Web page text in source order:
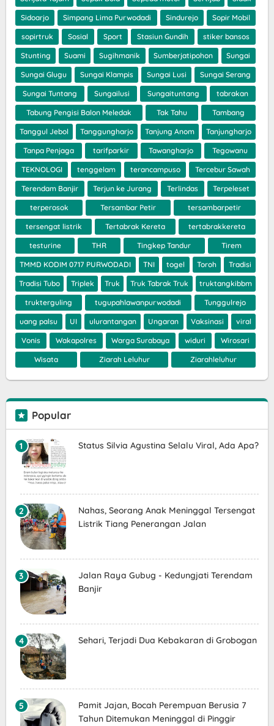
Sidoarjo Simpang Lima Purwodadi Sindurejo Sopir Mobil
sopirtruk Sosial Sport Stasiun Gundih stiker bansos
Stunting Suami Sugihmanik Sumberjatipohon Sungai
Sungai Glugu Sungai Klampis Sungai Lusi Sungai Serang
Sungai Tuntang Sungailusi Sungaituntang tabrakan
Tabung Pengisi Balon Meledak Tak Tahu Tambang
Tanggul Jebol Tanggungharjo Tanjung Anom Tanjungharjo
Tanpa Penjaga tarifparkir Tawangharjo Tegowanu
TEKNOLOGI tenggelam terancampuso Tercebur Sawah
Terendam Banjir Terjun ke Jurang Terlindas Terpeleset
terperosok Tersambar Petir tersambarpetir
tersengat listrik Tertabrak Kereta tertabrakkereta
testurine THR Tingkep Tandur Tirem
TMMD KODIM 0717 PURWODADI TNI togel Toroh Tradisi
Tradisi Tubo Triplek Truk Truk Tabrak Truk truktangkibbm
trukterguling tugupahlawanpurwodadi Tunggulrejo
uang palsu UI ulurantangan Ungaran Vaksinasi viral
Vonis Wakapolres Warga Surabaya widuri Wirosari
Wisata Ziarah Leluhur Ziarahleluhur
Popular
Status Silvia Agustina Selalu Viral, Ada Apa?
Nahas, Seorang Anak Meninggal Tersengat
Listrik Tiang Penerangan Jalan
Jalan Raya Gubug - Kedungjati Terendam
Banjir
Sehari, Terjadi Dua Kebakaran di Grobogan
Pamit Jajan, Bocah Perempuan Berusia 7
Tahun Ditemukan Meninggal di Pinggir